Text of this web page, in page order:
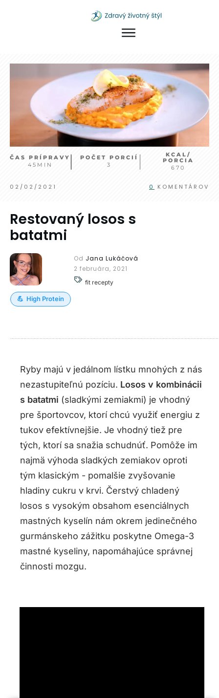
ČAS PRÍPRAVY
45 MIN
POČET PORCIÍ
3
KCAL/
PORCIA
670
02/02/2021 0 KOMENTÁROV
Restovaný losos s
batatmi
Od Jana Lukáčová
2 februára, 2021
fit recepty
💪 High Protein
Ryby majú v jedálnom lístku mnohých z nás
nezastupiteľnú pozíciu. Losos v kombinácii
s batatmi (sladkými zemiakmi) je vhodný
pre športovcov, ktorí chcú využiť energiu z
tukov efektívnejšie. Je vhodný tiež pre
tých, ktorí sa snažia schudnúť. Pomôže im
najmä výhoda sladkých zemiakov oproti
tým klasickým - pomalšie zvyšovanie
hladiny cukru v krvi. Čerstvý chladený
losos s vysokým obsahom esenciálnych
mastných kyselín nám okrem jedinečného
gurmánskeho zážitku poskytne Omega-3
mastné kyseliny, napomáhajúce správnej
činnosti mozgu.